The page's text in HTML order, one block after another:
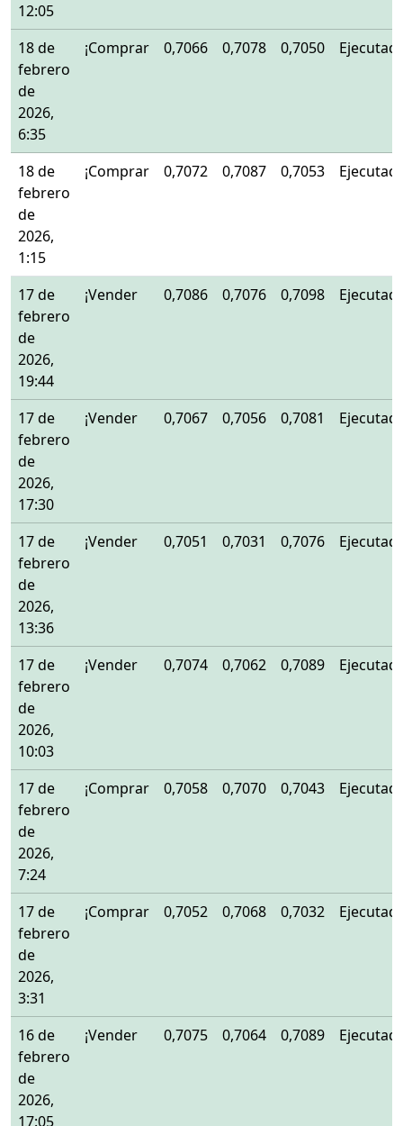
12:05
18 de
febrero
de
2026,
6:35
¡Comprar 0,7066 0,7078 0,7050
18 de
febrero
de
2026,
1:15
¡Comprar 0,7072 0,7087 0,7053
17 de
febrero
de
2026,
19:44
¡Vender 0,7086 0,7076 0,7098
17 de
febrero
de
2026,
17:30
¡Vender 0,7067 0,7056 0,7081
17 de
febrero
de
2026,
13:36
¡Vender 0,7051 0,7031 0,7076
17 de
febrero
de
2026,
10:03
¡Vender 0,7074 0,7062 0,7089
17 de
febrero
de
2026,
7:24
¡Comprar 0,7058 0,7070 0,7043
17 de
febrero
de
2026,
3:31
¡Comprar 0,7052 0,7068 0,7032
16 de
febrero
de
2026,
17:05
¡Vender 0,7075 0,7064 0,7089